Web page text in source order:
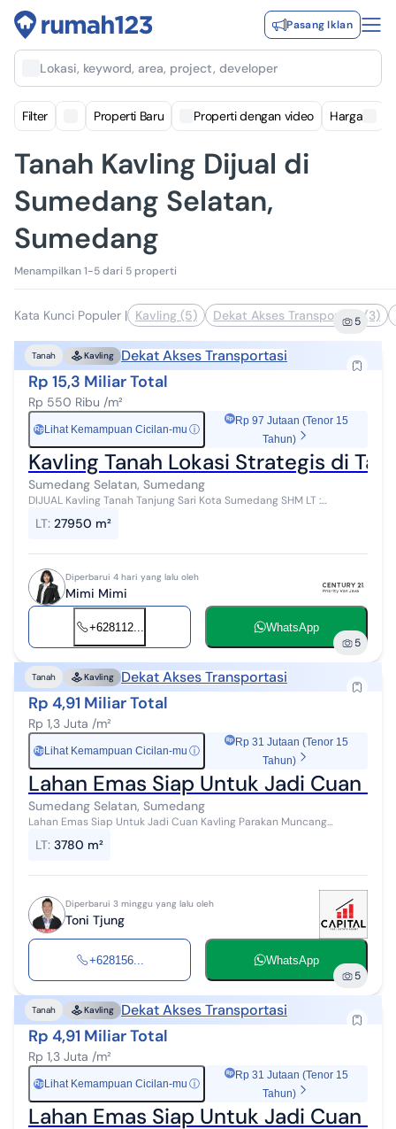
Pasang Iklan
Lokasi, keyword, area, project, developer
Filter Properti Baru Properti dengan video Harga
Tanah Kavling Dijual di
Sumedang Selatan,
Sumedang
Menampilkan 1-5 dari 5 properti
Kata Kunci Populer | Kavling (5) Dekat Akses Transportasi (3)
5
Tanah Kavling Dekat Akses Transportasi
Rp 15,3 Miliar Total
Rp 550 Ribu /m²
Rp Lihat Kemampuan Cicilan-mu ⓘ
Rp 97 Jutaan (Tenor 15
Tahun)
Kavling Tanah Lokasi Strategis di
Sumedang Selatan, Sumedang
DIJUAL Kavling Tanah Tanjung Sari Kota Sumedang SHM LT :
zona kuning, ...
LT: 27950 m²
Diperbarui 4 hari yang lalu oleh
Mimi Mimi
+628112... WhatsApp
5
Tanah Kavling Dekat Akses Transportasi
Rp 4,91 Miliar Total
Rp 1,3 Juta /m²
Rp Lihat Kemampuan Cicilan-mu ⓘ
Rp 31 Jutaan (Tenor 15
Tahun)
Lahan Emas Siap Untuk Jadi Cuan
Sumedang Selatan, Sumedang
Lahan Emas Siap Untuk Jadi Cuan Kavling Parakan Muncang
Cocok utk gudang/pabrik - Coc...
LT: 3780 m²
Diperbarui 3 minggu yang lalu oleh
Toni Tjung
+628156... WhatsApp
5
Tanah Kavling Dekat Akses Transportasi
Rp 4,91 Miliar Total
Rp 1,3 Juta /m²
Rp Lihat Kemampuan Cicilan-mu ⓘ
Rp 31 Jutaan (Tenor 15
Tahun)
Lahan Emas Siap Untuk Jadi Cuan